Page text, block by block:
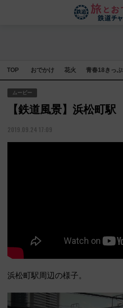
TOP おでかけ 花火 青春18きっぷ
ムービー
【鉄道風景】浜松町駅
2019.09.24 17:09
浜松町駅周辺の様子。